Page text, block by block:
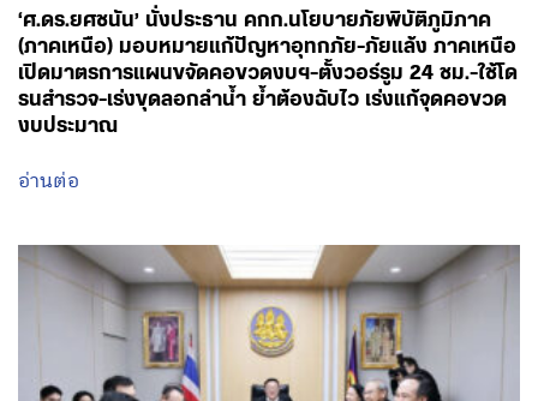
‘ศ.ดร.ยศชนัน’ นั่งประธาน คกก.นโยบายภัยพิบัติภูมิภาค
(ภาคเหนือ) มอบหมายแก้ปัญหาอุทกภัย-ภัยแล้ง ภาคเหนือ
เปิดมาตรการแผนขจัดคอขวดงบฯ-ตั้งวอร์รูม 24 ชม.-ใช้โด
รนสำรวจ-เร่งขุดลอกลำน้ำ ย้ำต้องฉับไว เร่งแก้จุดคอขวด
งบประมาณ
อ่านต่อ